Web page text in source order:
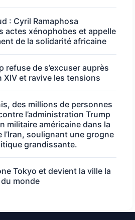
: Cyril Ramaphosa
actes xénophobes et appelle
de la solidarité africaine
refuse de s’excuser auprès
XIV et ravive les tensions
des millions de personnes
l’administration Trump
militaire américaine dans la
l’Iran, soulignant une grogne
grandissante.
Tokyo et devient la ville la
monde